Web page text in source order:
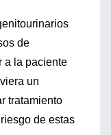
de
a la paciente
un
tratamiento
de estas